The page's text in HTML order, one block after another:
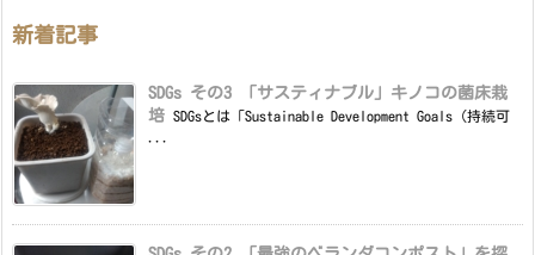
新着記事
SDGs その3 「サスティナブル」キノコの菌床栽
培 SDGsとは「Sustainable Development Goals（持続可